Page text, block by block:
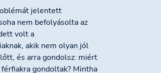
jelentett
nem befolyásolta az
volt a
akik nem olyan jól
és arra gondolsz: miért
gondoltak? Mintha